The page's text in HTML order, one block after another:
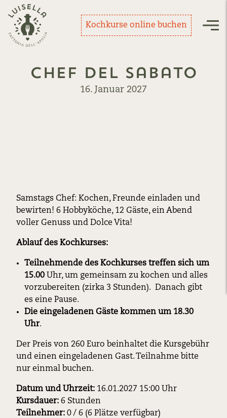
Zurück zur Startseite
Kochkurse online buchen
Chef del Sabato
16. Januar 2027
Samstags Chef: Kochen, Freunde einladen und
bewirten! 6 Hobbyköche, 12 Gäste, ein Abend
voller Genuss und Dolce Vita!
Ablauf des Kochkurses:
Teilnehmende des Kochkurses treffen sich um
15.00 Uhr, um gemeinsam zu kochen und alles
vorzubereiten (zirka 3 Stunden). Danach gibt
es eine Pause.
Die eingeladenen Gäste kommen um 18.30
Uhr.
Der Preis von 260 Euro beinhaltet die Kursgebühr
und einen eingeladenen Gast. Teilnahme bitte
nur einmal buchen.
Datum und Uhrzeit: 16.01.2027 15:00 Uhr
Kursdauer: 6 Stunden
Teilnehmer: 0 / 6 (6 Plätze verfügbar)